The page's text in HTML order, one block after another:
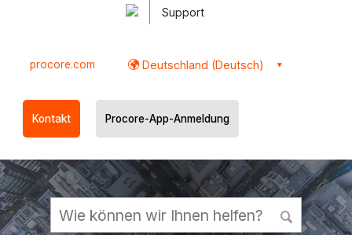
Support
procore.com Deutschland (Deutsch)
Kontakt Procore-App-Anmeldung